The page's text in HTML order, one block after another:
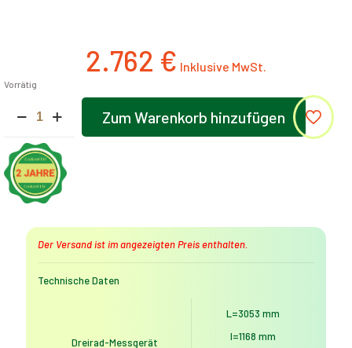
2.762 €
Vorrätig
Dreirad
500
NC09
|
2000W
km/h
Zum Warenkorb hinzufügen
Alternative:
Der Versand ist im angezeigten Preis enthalten.
Technische Daten
Dreirad-Messgerät
L=3053 mm
l=1168 mm